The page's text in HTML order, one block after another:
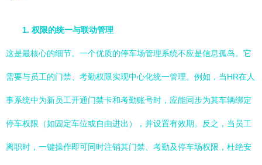
1. 权限的统一与联动管理
这是最核心的细节。一个优质的停车场管理系统不应是信息孤岛。它
需要与员工的门禁、考勤权限实现中心化统一管理。例如，当HR在人
事系统中为新员工开通门禁卡和考勤账号时，应能同步为其车辆绑定
停车权限（如固定车位或自由进出），并设置有效期。反之，当员工
离职时，一键操作即可同时注销其门禁、考勤及停车场权限，杜绝安